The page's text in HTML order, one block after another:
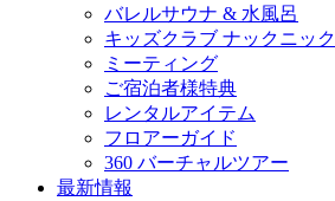
バレルサウナ & 水風呂
キッズクラブ ナックニック
ミーティング
ご宿泊者様特典
レンタルアイテム
フロアーガイド
360 バーチャルツアー
最新情報